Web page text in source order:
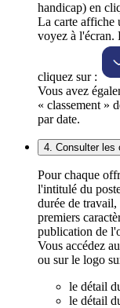
handicap) en
La carte affiche
voyez à l'écran.
cliquez sur :
Vous avez
« classement »
par date.
4. Consulter les
Pour chaque
l'intitulé du
durée de
premiers
publication de
Vous accédez
ou sur le logo
le détail
le détail